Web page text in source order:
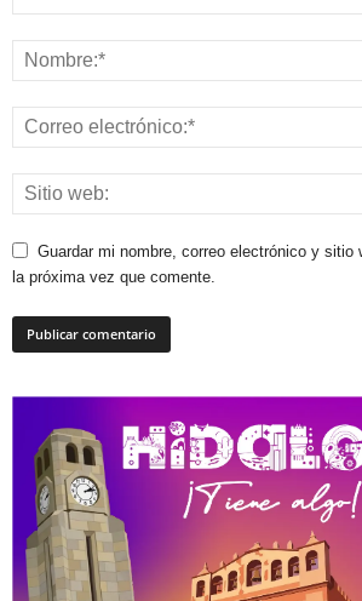
Guardar mi nombre, correo electrónico y sitio
la próxima vez que comente.